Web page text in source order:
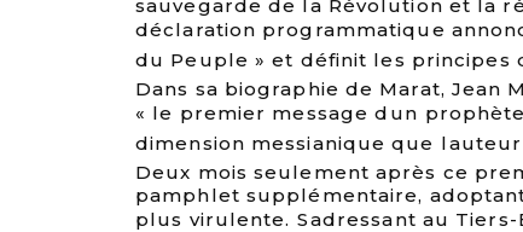
sauvegarde de la Révolution et la
déclaration programmatique
du Peuple » et définit les principes
Dans sa biographie de Marat, Jean
« le premier message dun
dimension messianique que
Deux mois seulement après ce
pamphlet supplémentaire,
plus virulente. Sadressant au